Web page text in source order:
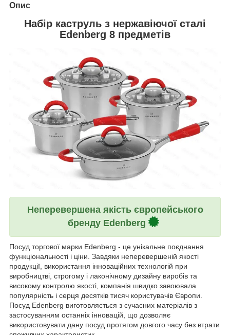
Опис
Набір каструль з нержавіючої сталі
Edenberg 8 предметів
Неперевершена якість європейського
бренду Edenberg
Посуд торгової марки Edenberg - це унікальне поєднання
функціональності і ціни. Завдяки неперевершеній якості
продукції, використання інноваційних технологій при
виробництві, строгому і лаконічному дизайну виробів та
високому контролю якості, компанія швидко завоювала
популярність і серця десятків тисяч користувачів Європи.
Посуд Edenberg виготовляється з сучасних матеріалів з
застосуванням останніх інновацій, що дозволяє
використовувати дану посуд протягом довгого часу без втрати